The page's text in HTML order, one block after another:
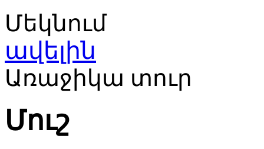
Մեկնում
ավելին
Առաջիկա տուր
Մուշ